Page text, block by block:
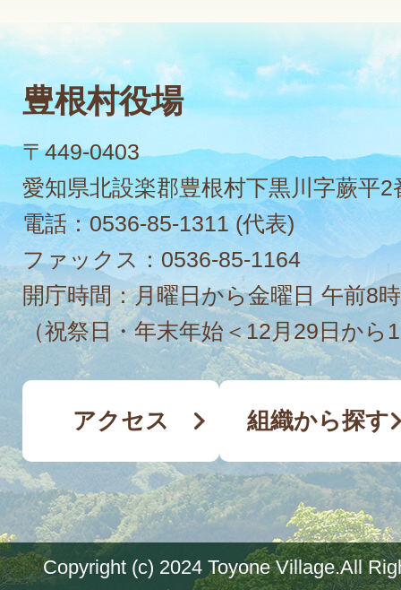
豊根村役場
〒449-0403
愛知県北設楽郡豊根村下黒川字蕨平2
電話：0536-85-1311(代表)
ファックス： 0536-85-1164
開庁時間：月曜日から金曜日 午前8
（祝祭日・年末年始＜12月29日から
アクセス 組織から探す
Copyright (c) 2024 Toyone Village.All